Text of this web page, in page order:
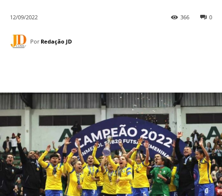
12/09/2022 0
366
Por Redação JD